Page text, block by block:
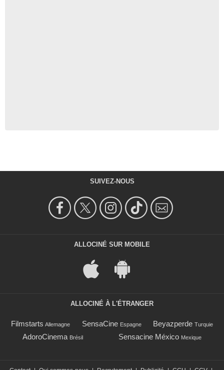
SUIVEZ-NOUS
ALLOCINÉ SUR MOBILE
ALLOCINÉ À L'ÉTRANGER
Filmstarts Allemagne SensaCine Espagne Beyazperde Turquie
AdoroCinema Brésil Sensacine México Mexique